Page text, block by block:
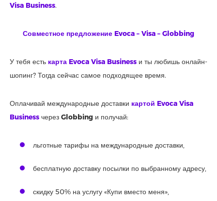
Visa Business.
Совместное предложение Evoca – Visa – Globbing
У тебя есть карта Evoca Visa Business и ты любишь онлайн-
шопинг? Тогда сейчас самое подходящее время.
Оплачивай международные доставки картой Evoca Visa
Business через Globbing и получай:
льготные тарифы на международные доставки,
бесплатную доставку посылки по выбранному адресу,
скидку 50% на услугу «Купи вместо меня»,